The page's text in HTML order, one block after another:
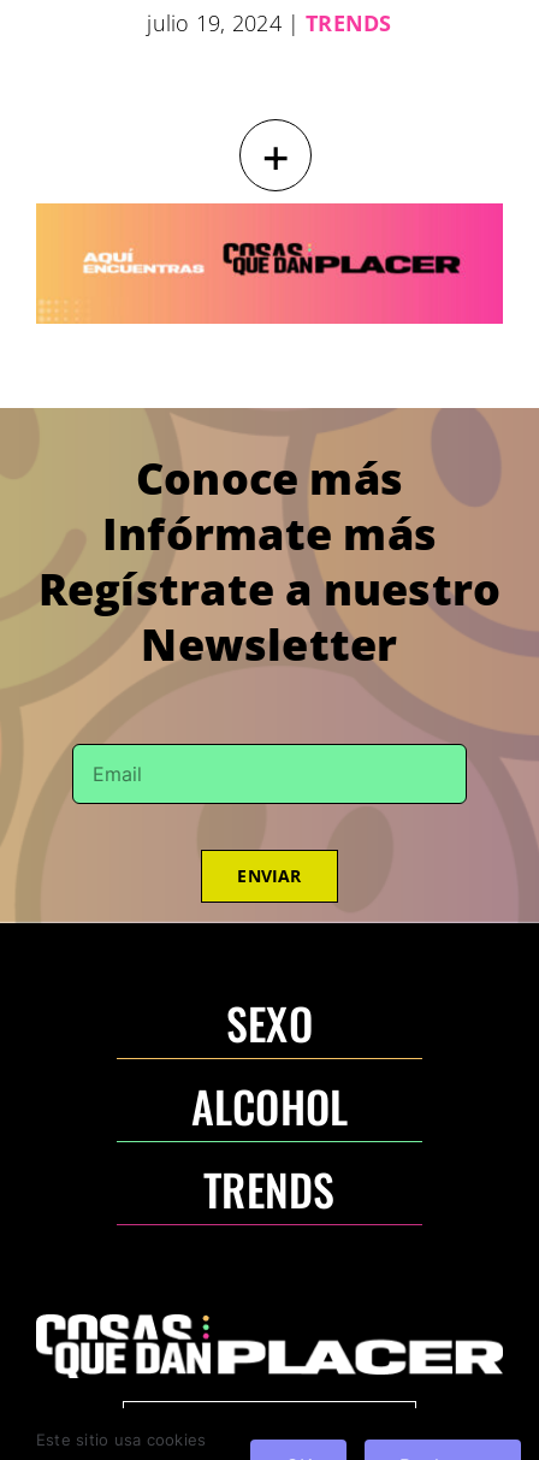
julio 19, 2024 | TRENDS
+
Conoce más
Infórmate más
Regístrate a nuestro
Newsletter
ENVIAR
SEXO
ALCOHOL
TRENDS
ANUNCIA CON NOSOTROS
Este sitio usa cookies